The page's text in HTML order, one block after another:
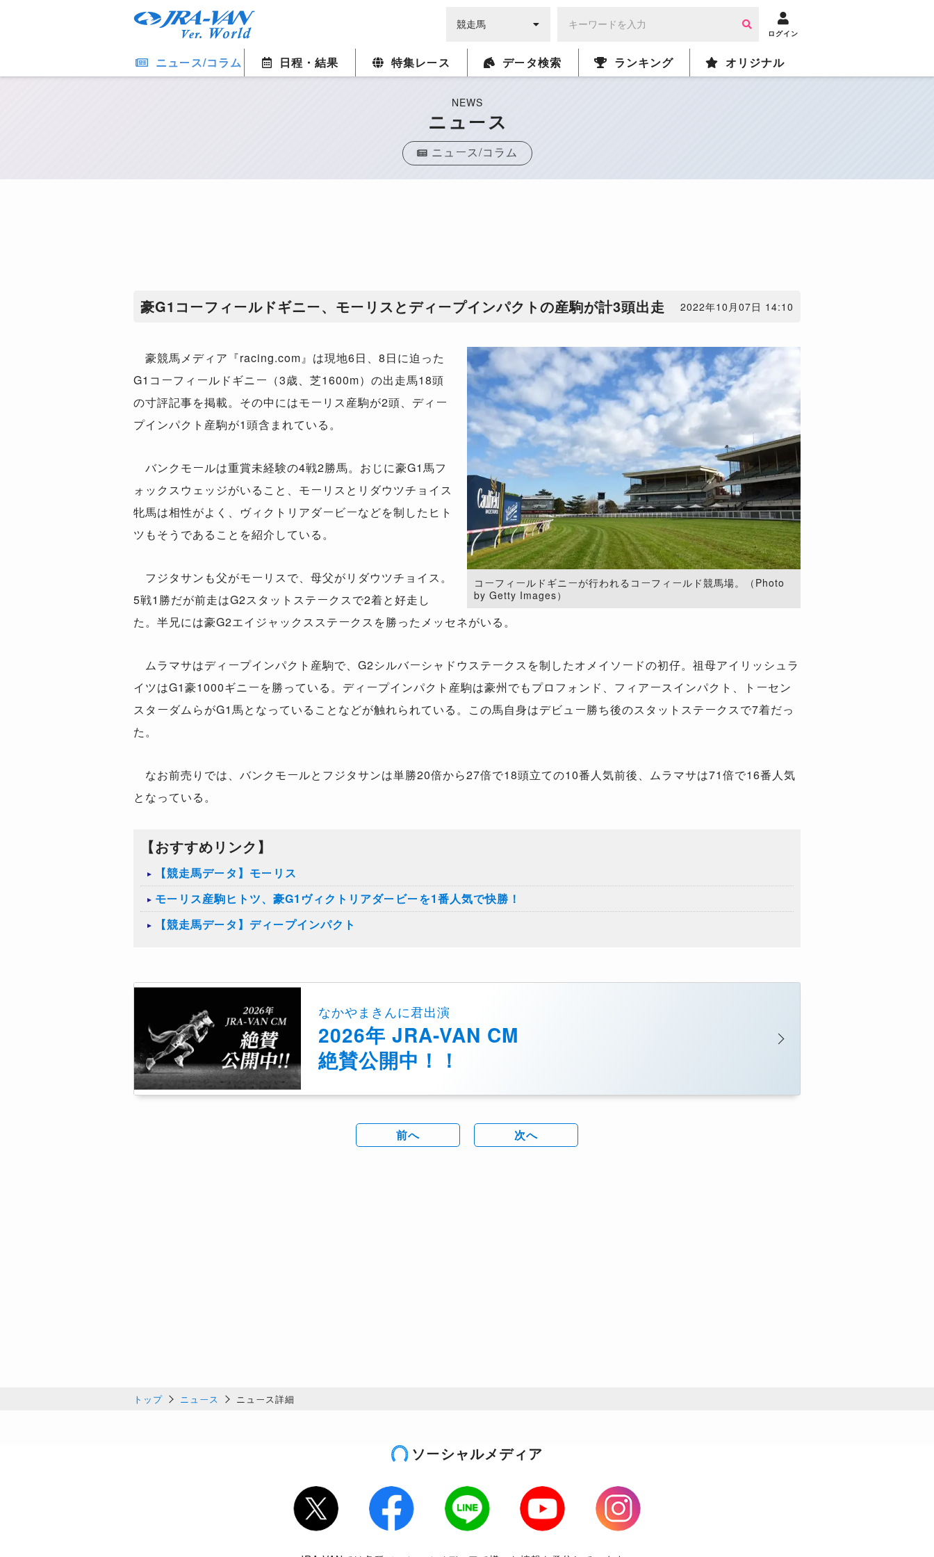
ログイン
ニュース/コラム 日程・結果 特集レース データ検索 ランキング オリジナル
NEWS
ニュース
ニュース/コラム
豪G1コーフィールドギニー、モーリスとディープインパクトの産駒が計3頭出走 2022年10月07日 14:10
コーフィールドギニーが行われるコーフィールド競馬場。（Photo
by Getty Images）
豪競馬メディア『racing.com』は現地6日、 8日に迫った
G1 コーフィールドギニー（3歳、芝1600m）の出走馬18頭
の寸評記事を掲載。その中にはモーリス産駒が2頭、ディー
プインパクト産駒が1頭含まれている。
バンクモールは重賞未経験の4戦2勝馬。おじに豪G1馬フ
ォックスウェッジがいること、モーリスとリダウツチョイス
牝馬は相性がよく、ヴィクトリアダービーなどを制したヒト
ツもそうであることを紹介している。
フジタサンも父がモーリスで、母父がリダウツチョイス。
5戦1 勝だが前走はG2スタットステークスで2着と好走し
た。半兄には豪G2エイジャックスステークスを勝ったメッセネがいる。
ムラマサはディープインパクト産駒で、 G2シルバーシャドウステークスを制したオメイソードの初仔。祖母アイリッシュラ
イツはG1豪1000ギニーを勝っている。ディープインパクト産駒は豪州でもプロフォンド、フィアースインパクト、トーセン
スターダムらがG1馬となっていることなどが触れられている。この馬自身はデビュー勝ち後のスタットステークスで7着だっ
た。
なお前売りでは、バンクモールとフジタサンは単勝20倍から27倍で18頭立ての10番人気前後、ムラマサは71倍で16番人気
となっている。
【おすすめリンク】
【競走馬データ】モーリス
モーリス産駒ヒトツ、豪G1ヴィクトリアダービーを1番人気で快勝！
【競走馬データ】ディープインパクト
なかやまきんに君出演
2026年 JRA-VAN CM
絶賛公開中！！
前へ 次へ
トップ ニュース ニュース詳細
ソーシャルメディア
Twitter Facebook LINE Youtube
Instagram